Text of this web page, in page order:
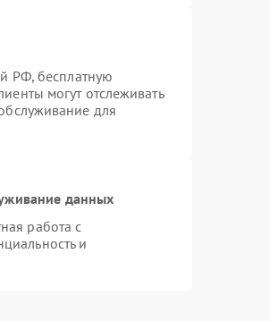
РФ, бесплатную
могут отслеживать
для
данных
работа с
и